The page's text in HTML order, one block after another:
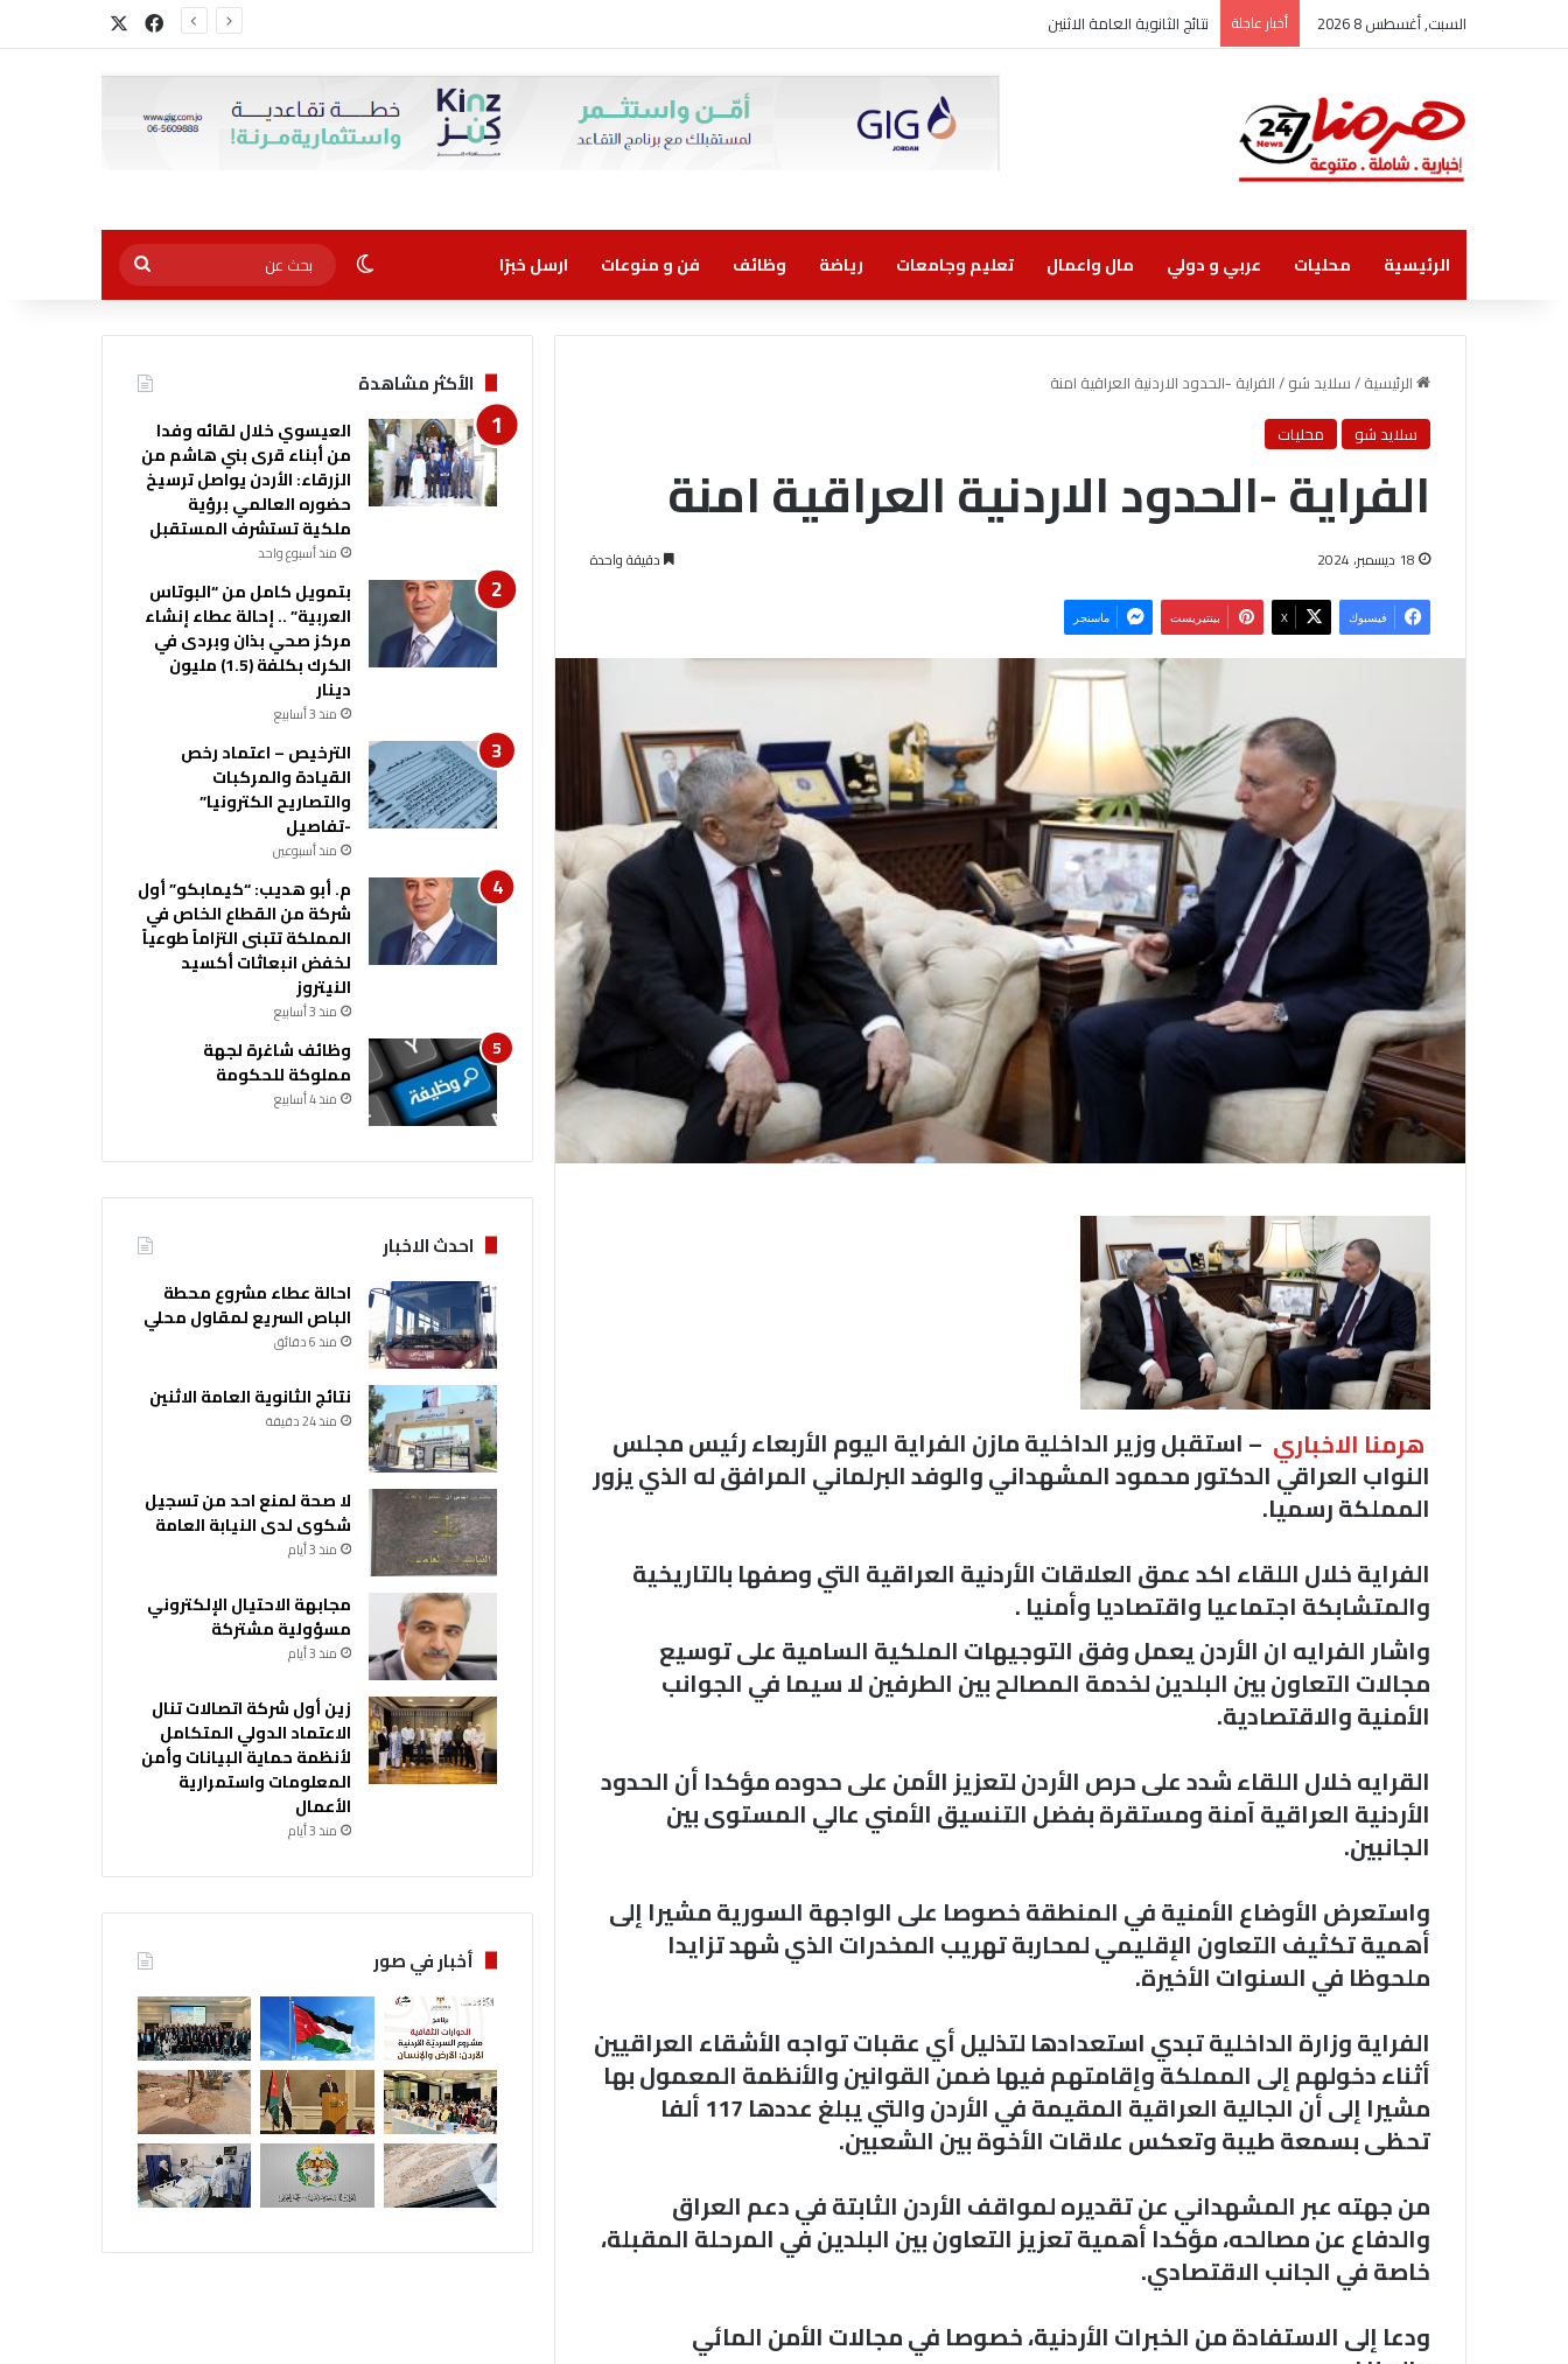
السبت, أغسطس 8 2026 أخبار عاجلة نتائج الثانوية العامة الاثنين فيسبوك
الرئيسية محليات عربي و دولي مال واعمال تعليم وجامعات رياضة وظائف فن و منوعات ارسل خبرًا الوضع المظلم
بحث
عن
الرئيسية/سلايد شو/الفراية -الحدود الاردنية العراقية امنة
سلايد شو
محليات
الفراية -الحدود الاردنية العراقية امنة
18 ديسمبر، 2024 دقيقة واحدة
فيسبوك ‫X بينتيريست ماسنجر
هرمنا الاخباري – استقبل وزير الداخلية مازن الفراية اليوم الأربعاء رئيس مجلس
النواب العراقي الدكتور محمود المشهداني والوفد البرلماني المرافق له الذي يزور
المملكة رسميا.
الفراية خلال اللقاء اكد عمق العلاقات الأردنية العراقية التي وصفها بالتاريخية
والمتشابكة اجتماعيا واقتصاديا وأمنيا .
واشار الفرايه ان الأردن يعمل وفق التوجيهات الملكية السامية على توسيع
مجالات التعاون بين البلدين لخدمة المصالح بين الطرفين لا سيما في الجوانب
الأمنية والاقتصادية.
القرايه خلال اللقاء شدد على حرص الأردن لتعزيز الأمن على حدوده مؤكدا أن الحدود
الأردنية العراقية آمنة ومستقرة بفضل التنسيق الأمني عالي المستوى بين
الجانبين.
واستعرض الأوضاع الأمنية في المنطقة خصوصا على الواجهة السورية مشيرا إلى
أهمية تكثيف التعاون الإقليمي لمحاربة تهريب المخدرات الذي شهد تزايدا
ملحوظا في السنوات الأخيرة.
الفراية وزارة الداخلية تبدي استعدادها لتذليل أي عقبات تواجه الأشقاء العراقيين
أثناء دخولهم إلى المملكة وإقامتهم فيها ضمن القوانين والأنظمة المعمول بها
مشيرا إلى أن الجالية العراقية المقيمة في الأردن والتي يبلغ عددها 117 ألفا
تحظى بسمعة طيبة وتعكس علاقات الأخوة بين الشعبين.
من جهته عبر المشهداني عن تقديره لمواقف الأردن الثابتة في دعم العراق
والدفاع عن مصالحه، مؤكدا أهمية تعزيز التعاون بين البلدين في المرحلة المقبلة،
خاصة في الجانب الاقتصادي.
ودعا إلى الاستفادة من الخبرات الأردنية، خصوصا في مجالات الأمن المائي
الأكثر مشاهدة
العيسوي خلال لقائه وفدا
من أبناء قرى بني هاشم من
الزرقاء: الأردن يواصل ترسيخ
حضوره العالمي برؤية
ملكية تستشرف المستقبل
منذ أسبوع واحد
بتمويل كامل من “البوتاس
العربية” .. إحالة عطاء إنشاء
مركز صحي بذان وبردى في
الكرك بكلفة (1.5) مليون
دينار
منذ 3 أسابيع
الترخيص – اعتماد رخص
القيادة والمركبات
والتصاريح الكترونيا”
-تفاصيل
منذ أسبوعين
م. أبو هديب: “كيمابكو” أول
شركة من القطاع الخاص في
المملكة تتبنى التزاماً طوعياً
لخفض انبعاثات أكسيد
النيتروز
منذ 3 أسابيع
وظائف شاغرة لجهة
مملوكة للحكومة
منذ 4 أسابيع
احدث الاخبار
احالة عطاء مشروع محطة
الباص السريع لمقاول محلي
منذ 6 دقائق
نتائج الثانوية العامة الاثنين
منذ 24 دقيقة
لا صحة لمنع احد من تسجيل
شكوى لدى النيابة العامة
منذ 3 أيام
مجابهة الاحتيال الإلكتروني
مسؤولية مشتركة
منذ 3 أيام
زين أول شركة اتصالات تنال
الاعتماد الدولي المتكامل
لأنظمة حماية البيانات وأمن
المعلومات واستمرارية
الأعمال
منذ 3 أيام
أخبار في صور